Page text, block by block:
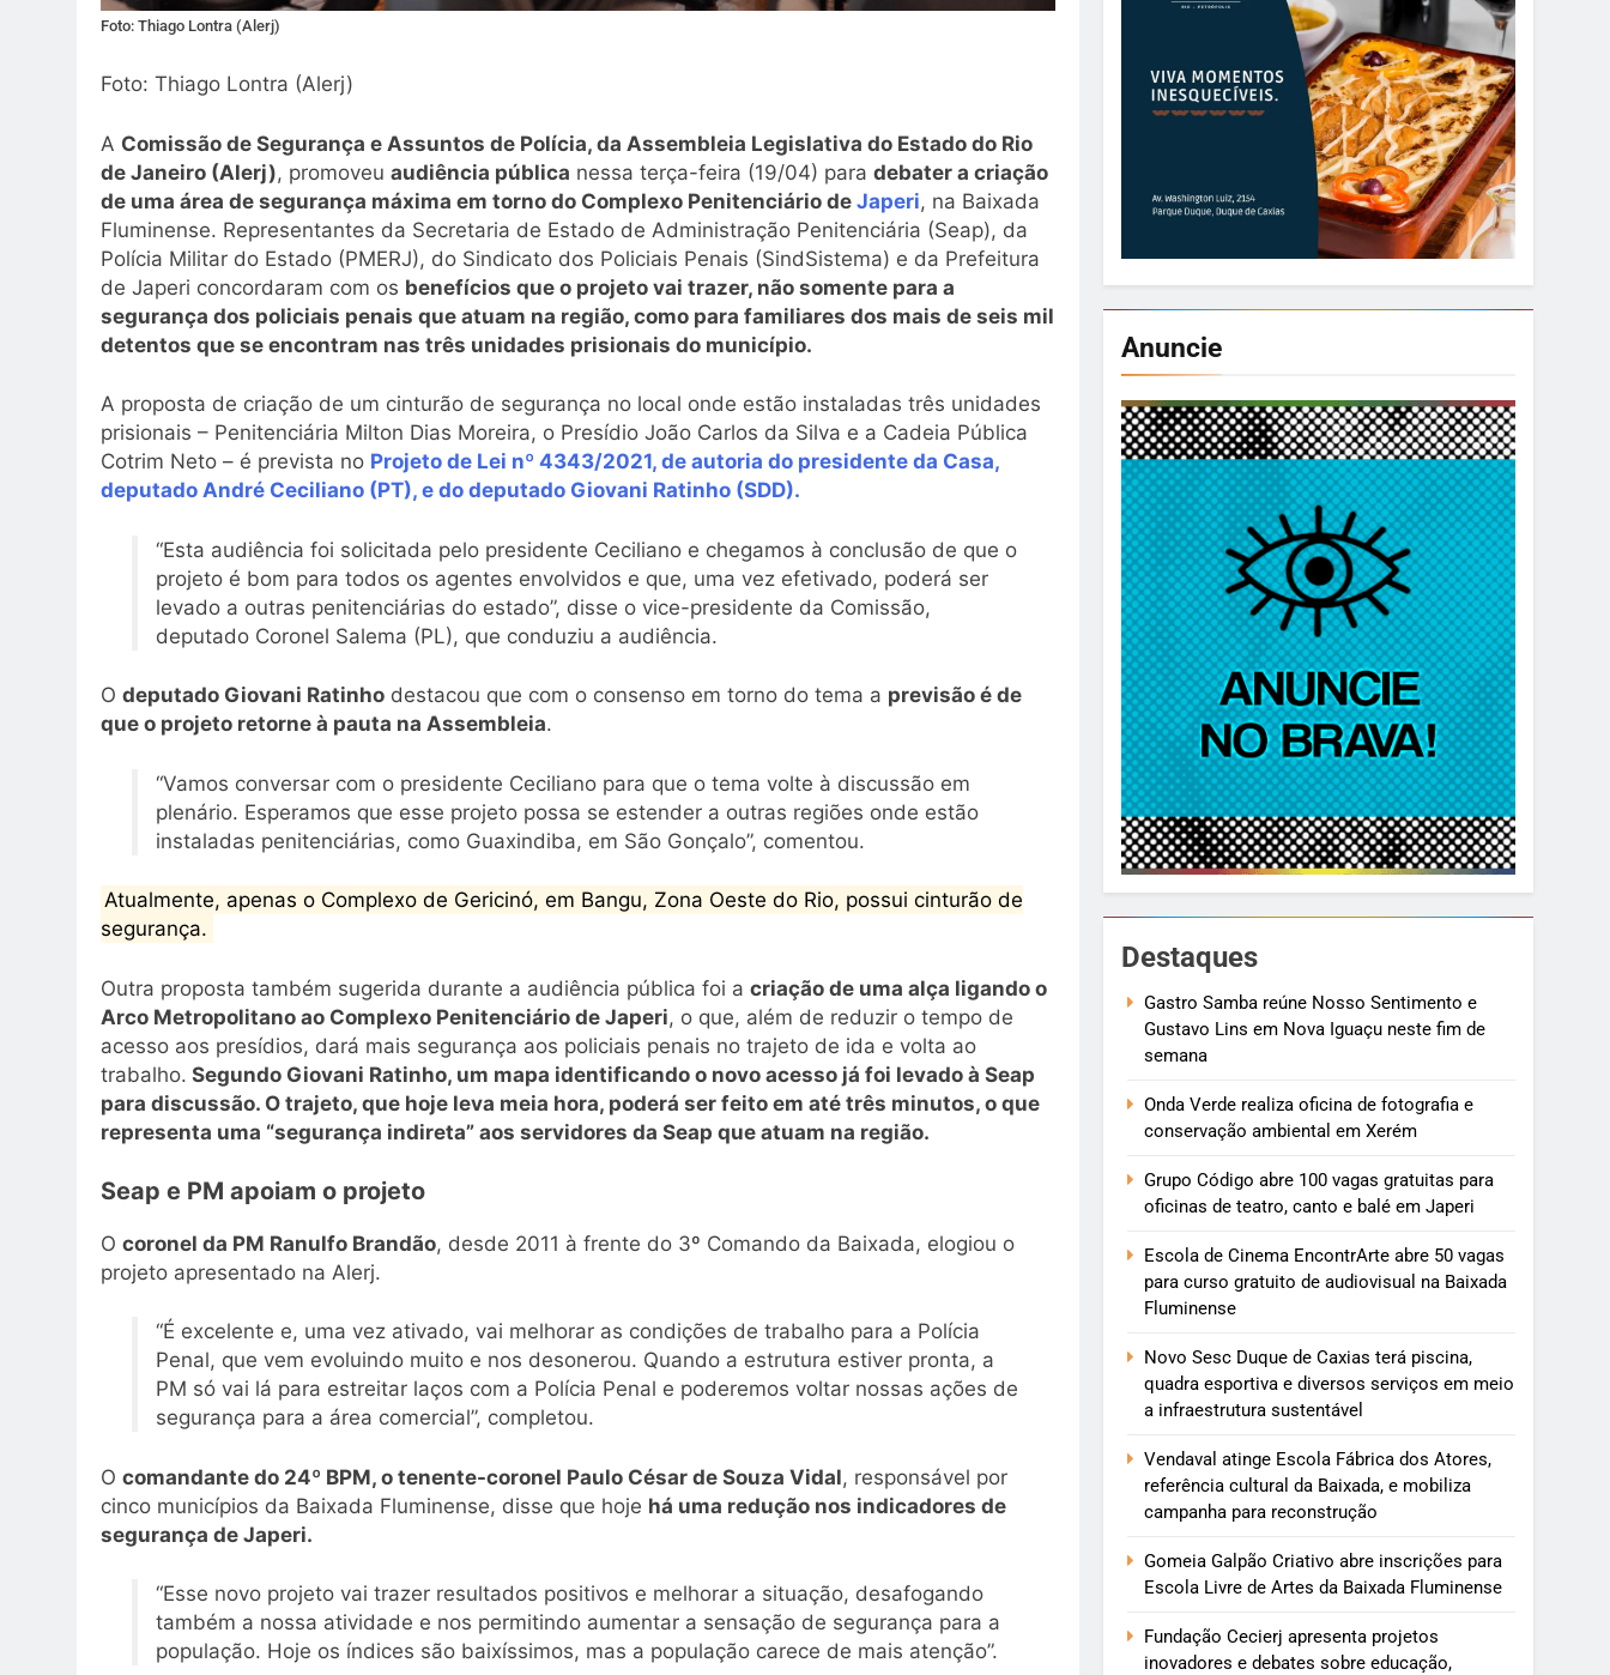
Foto: Thiago Lontra (Alerj)
Foto: Thiago Lontra (Alerj)
A Comissão de Segurança e Assuntos de Polícia, da Assembleia Legislativa do Estado do Rio
de Janeiro (Alerj), promoveu audiência pública nessa terça-feira (19/04) para debater a criação
de uma área de segurança máxima em torno do Complexo Penitenciário de Japeri, na Baixada
Fluminense. Representantes da Secretaria de Estado de Administração Penitenciária (Seap), da
Polícia Militar do Estado (PMERJ), do Sindicato dos Policiais Penais (SindSistema) e da Prefeitura
de Japeri concordaram com os benefícios que o projeto vai trazer, não somente para a
segurança dos policiais penais que atuam na região, como para familiares dos mais de seis mil
detentos que se encontram nas três unidades prisionais do município.
A proposta de criação de um cinturão de segurança no local onde estão instaladas três unidades
prisionais – Penitenciária Milton Dias Moreira, o Presídio João Carlos da Silva e a Cadeia Pública
Cotrim Neto – é prevista no Projeto de Lei nº 4343/2021, de autoria do presidente da Casa,
deputado André Ceciliano (PT), e do deputado Giovani Ratinho (SDD).
“Esta audiência foi solicitada pelo presidente Ceciliano e chegamos à conclusão de que o
projeto é bom para todos os agentes envolvidos e que, uma vez efetivado, poderá ser
levado a outras penitenciárias do estado”, disse o vice-presidente da Comissão,
deputado Coronel Salema (PL), que conduziu a audiência.
O deputado Giovani Ratinho destacou que com o consenso em torno do tema a previsão é de
que o projeto retorne à pauta na Assembleia.
“Vamos conversar com o presidente Ceciliano para que o tema volte à discussão em
plenário. Esperamos que esse projeto possa se estender a outras regiões onde estão
instaladas penitenciárias, como Guaxindiba, em São Gonçalo”, comentou.
Atualmente, apenas o Complexo de Gericinó, em Bangu, Zona Oeste do Rio, possui cinturão de
segurança.
Outra proposta também sugerida durante a audiência pública foi a criação de uma alça ligando o
Arco Metropolitano ao Complexo Penitenciário de Japeri, o que, além de reduzir o tempo de
acesso aos presídios, dará mais segurança aos policiais penais no trajeto de ida e volta ao
trabalho. Segundo Giovani Ratinho, um mapa identificando o novo acesso já foi levado à Seap
para discussão. O trajeto, que hoje leva meia hora, poderá ser feito em até três minutos, o que
representa uma “segurança indireta” aos servidores da Seap que atuam na região.
Seap e PM apoiam o projeto
O coronel da PM Ranulfo Brandão, desde 2011 à frente do 3º Comando da Baixada, elogiou o
projeto apresentado na Alerj.
“É excelente e, uma vez ativado, vai melhorar as condições de trabalho para a Polícia
Penal, que vem evoluindo muito e nos desonerou. Quando a estrutura estiver pronta, a
PM só vai lá para estreitar laços com a Polícia Penal e poderemos voltar nossas ações de
segurança para a área comercial”, completou.
O comandante do 24º BPM, o tenente-coronel Paulo César de Souza Vidal, responsável por
cinco municípios da Baixada Fluminense, disse que hoje há uma redução nos indicadores de
segurança de Japeri.
“Esse novo projeto vai trazer resultados positivos e melhorar a situação, desafogando
também a nossa atividade e nos permitindo aumentar a sensação de segurança para a
população. Hoje os índices são baixíssimos, mas a população carece de mais atenção”.
Anuncie
Destaques
Gastro Samba reúne Nosso Sentimento e
Gustavo Lins em Nova Iguaçu neste fim de
semana
Onda Verde realiza oficina de fotografia e
conservação ambiental em Xerém
Grupo Código abre 100 vagas gratuitas para
oficinas de teatro, canto e balé em Japeri
Escola de Cinema EncontrArte abre 50 vagas
para curso gratuito de audiovisual na Baixada
Fluminense
Novo Sesc Duque de Caxias terá piscina,
quadra esportiva e diversos serviços em meio
a infraestrutura sustentável
Vendaval atinge Escola Fábrica dos Atores,
referência cultural da Baixada, e mobiliza
campanha para reconstrução
Gomeia Galpão Criativo abre inscrições para
Escola Livre de Artes da Baixada Fluminense
Fundação Cecierj apresenta projetos
inovadores e debates sobre educação,